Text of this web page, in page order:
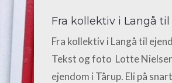
Fra kollektiv i Langå
Fra kollektiv i Langå til
Tekst og foto Lotte
ejendom i Tårup. Eli på